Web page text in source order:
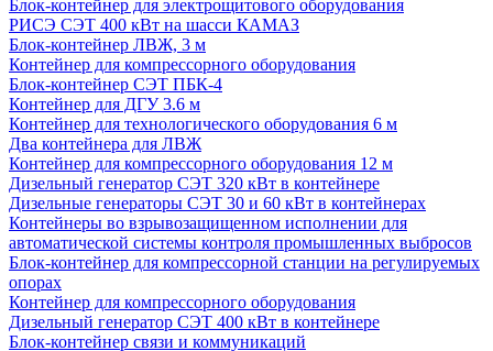
Блок-контейнер для электрощитового оборудования
РИСЭ СЭТ 400 кВт на шасси КАМАЗ
Блок-контейнер ЛВЖ, 3 м
Контейнер для компрессорного оборудования
Блок-контейнер СЭТ ПБК-4
Контейнер для ДГУ 3.6 м
Контейнер для технологического оборудования 6 м
Два контейнера для ЛВЖ
Контейнер для компрессорного оборудования 12 м
Дизельный генератор СЭТ 320 кВт в контейнере
Дизельные генераторы СЭТ 30 и 60 кВт в контейнерах
Контейнеры во взрывозащищенном исполнении для
автоматической системы контроля промышленных выбросов
Блок-контейнер для компрессорной станции на регулируемых
опорах
Контейнер для компрессорного оборудования
Дизельный генератор СЭТ 400 кВт в контейнере
Блок-контейнер связи и коммуникаций